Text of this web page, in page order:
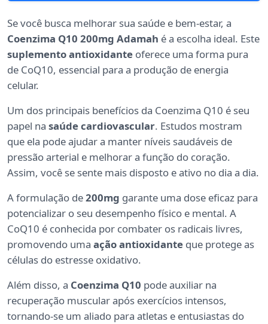
Se você busca melhorar sua saúde e bem-estar, a
Coenzima Q10 200mg Adamah é a escolha ideal. Este
suplemento antioxidante oferece uma forma pura
de CoQ10, essencial para a produção de energia
celular.
Um dos principais benefícios da Coenzima Q10 é seu
papel na saúde cardiovascular. Estudos mostram
que ela pode ajudar a manter níveis saudáveis de
pressão arterial e melhorar a função do coração.
Assim, você se sente mais disposto e ativo no dia a dia.
A formulação de200mg garante uma dose eficaz para
potencializar o seu desempenho físico e mental. A
CoQ10 é conhecida por combater os radicais livres,
promovendo uma ação antioxidante que protege as
células do estresse oxidativo.
Além disso, a Coenzima Q10 pode auxiliar na
recuperação muscular após exercícios intensos,
tornando-se um aliado para atletas e entusiastas do